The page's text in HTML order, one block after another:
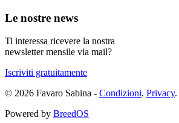
Le nostre news
Ti interessa ricevere la nostra
newsletter mensile via mail?
Iscriviti gratuitamente
© 2026 Favaro Sabina - Condizioni. Privacy.
Powered by BreedOS